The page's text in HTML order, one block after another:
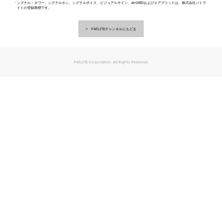
・シグナル・タワー、シグナルホン、シグナルボイス、ビジュアルサイン、AirGRIDおよびエアグリッドは、株式会社パトラ
イトの登録商標です。
PATLITEチャンネルにもどる
PATLITE Corporation. All Rights Reserved.